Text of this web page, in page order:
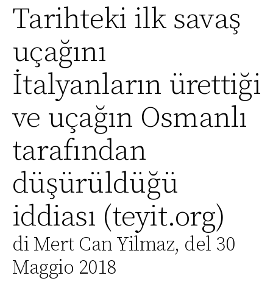
Tarihteki ilk savaş
uçağını
İtalyanların ürettiği
ve uçağın Osmanlı
tarafından
düşürüldüğü
iddiası (teyit.org)
di Mert Can Yilmaz, del 30
Maggio 2018